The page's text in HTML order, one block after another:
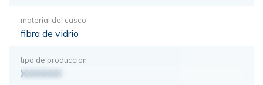
material del casco
fibra de vidrio
tipo de produccion
XXXXXXX